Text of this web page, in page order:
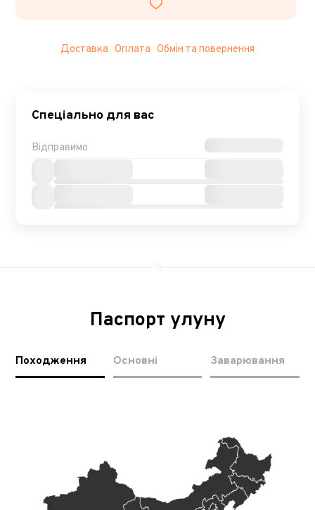
Доставка Оплата Обмін та повернення
Спеціально для вас
Відправимо
Паспорт улуну
Походження Основні Заварювання